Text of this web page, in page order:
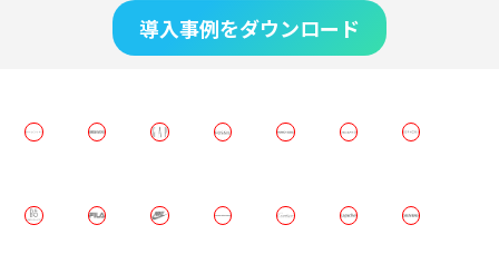
導入事例をダウンロード